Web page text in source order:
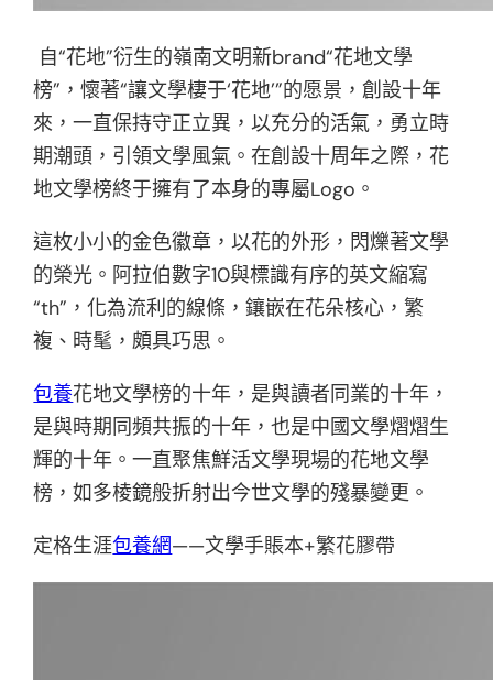
自“花地”衍生的嶺南文明新brand“花地文學
榜”，懷著“讓文學棲于‘花地’”的愿景，創設十年
來，一直保持守正立異，以充分的活氣，勇立時
期潮頭，引領文學風氣。在創設十周年之際，花
地文學榜終于擁有了本身的專屬Logo。
這枚小小的金色徽章，以花的外形，閃爍著文學
的榮光。阿拉伯數字10與標識有序的英文縮寫
“th”，化為流利的線條，鑲嵌在花朵核心，繁
複、時髦，頗具巧思。
包養花地文學榜的十年，是與讀者同業的十年，
是與時期同頻共振的十年，也是中國文學熠熠生
輝的十年。一直聚焦鮮活文學現場的花地文學
榜，如多棱鏡般折射出今世文學的殘暴變更。
定格生涯包養網——文學手賬本+繁花膠帶